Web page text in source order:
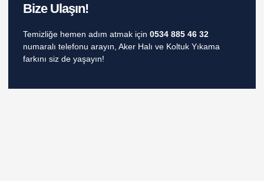
Bize Ulaşın!
Temizliğe hemen adım atmak için 0534 885 46 32
numaralı telefonu arayın, Aker Halı ve Koltuk Yıkama
farkını siz de yaşayın!